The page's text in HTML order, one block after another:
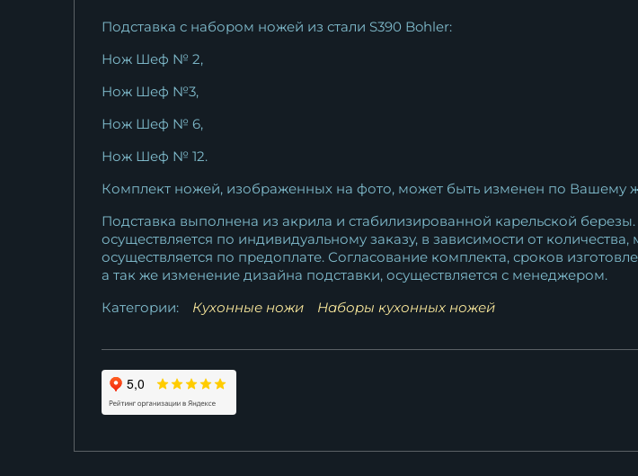
Подставка с набором ножей из стали S390 Bohler:
Нож Шеф № 2,
Нож Шеф №3,
Нож Шеф № 6,
Нож Шеф № 12.
Комплект ножей, изображенных на фото, может быть изменен по Вашему
Подставка выполнена из акрила и стабилизированной карельской
осуществляется по индивидуальному заказу, в зависимости от
осуществляется по предоплате. Согласование комплекта, сроков
а так же изменение дизайна подставки, осуществляется с менеджером.
Категории:
Кухонные ножи Наборы кухонных ножей